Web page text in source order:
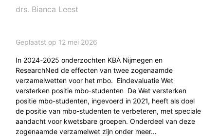
drs. Bianca Leest
Geplaatst op 12 mei 2026
In 2024-2025 onderzochten KBA Nijmegen en
ResearchNed de effecten van twee zogenaamde
verzamelwetten voor het mbo. Eindevaluatie Wet
versterken positie mbo-studenten De Wet versterken
positie mbo-studenten, ingevoerd in 2021, heeft als doel
de positie van mbo-studenten te verbeteren, met speciale
aandacht voor kwetsbare groepen. Onderdeel van deze
zogenaamde verzamelwet zijn onder meer…